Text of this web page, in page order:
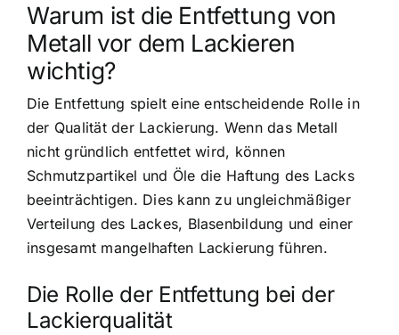
Warum ist die Entfettung von
Metall vor dem Lackieren
wichtig?
Die Entfettung spielt eine entscheidende Rolle in
der Qualität der Lackierung. Wenn das Metall
nicht gründlich entfettet wird, können
Schmutzpartikel und Öle die Haftung des Lacks
beeinträchtigen. Dies kann zu ungleichmäßiger
Verteilung des Lackes, Blasenbildung und einer
insgesamt mangelhaften Lackierung führen.
Die Rolle der Entfettung bei der
Lackierqualität